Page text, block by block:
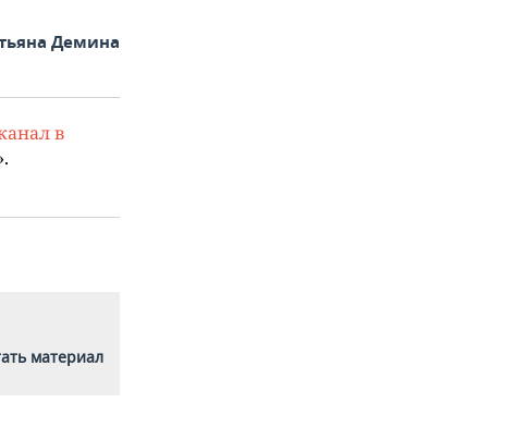
Демина
в
материал